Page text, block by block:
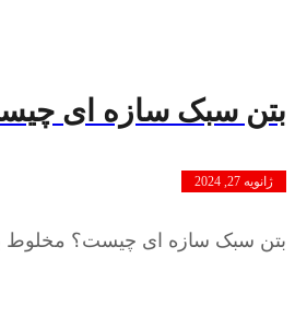
بتن سبک سازه ای
ژانویه 27, 2024
بتن سبک سازه ای چیست؟ مخلوط